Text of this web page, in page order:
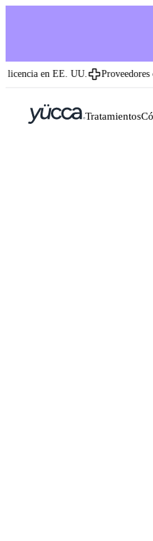
en EE. UU. Proveedores
Tratamientos